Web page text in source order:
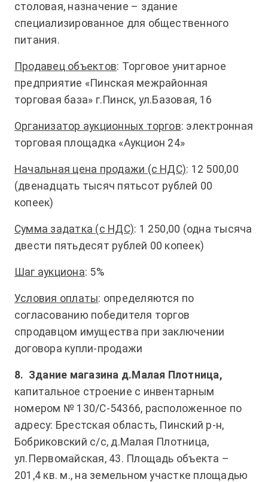
столовая, назначение – здание
специализированное для общественного
питания.
Продавец объектов: Торговое унитарное
предприятие «Пинская межрайонная
торговая база» г.Пинск, ул.Базовая, 16
Организатор аукционных торгов: электронная
торговая площадка «Аукцион 24»
Начальная цена продажи (с НДС): 12 500,00
(двенадцать тысяч пятьсот рублей 00
копеек)
Сумма задатка (с НДС): 1 250,00 (одна тысяча
двести пятьдесят рублей 00 копеек)
Шаг аукциона: 5%
Условия оплаты: определяются по
согласованию победителя торгов
спродавцом имущества при заключении
договора купли-продажи
8. Здание магазина д.Малая Плотница,
капитальное строение с инвентарным
номером № 130/С-54366, расположенное по
адресу: Брестская область, Пинский р-н,
Бобриковский с/с, д.Малая Плотница,
ул.Первомайская, 43. Площадь объекта –
201,4 кв. м., на земельном участке площадью